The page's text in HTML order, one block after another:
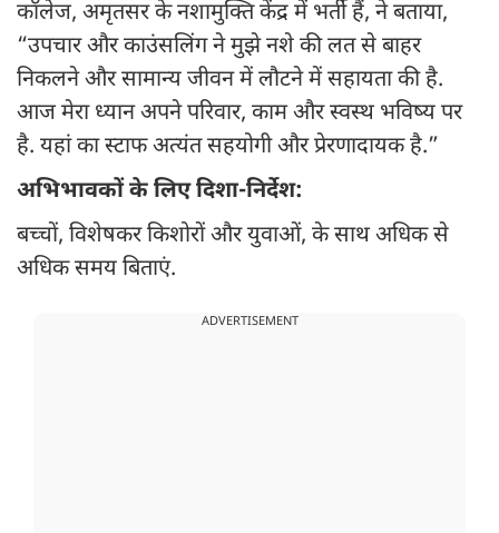
कॉलेज, अमृतसर के नशामुक्ति केंद्र में भर्ती हैं, ने बताया,
“उपचार और काउंसलिंग ने मुझे नशे की लत से बाहर
निकलने और सामान्य जीवन में लौटने में सहायता की है.
आज मेरा ध्यान अपने परिवार, काम और स्वस्थ भविष्य पर
है. यहां का स्टाफ अत्यंत सहयोगी और प्रेरणादायक है.”
अभिभावकों के लिए दिशा-निर्देश:
बच्चों, विशेषकर किशोरों और युवाओं, के साथ अधिक से
अधिक समय बिताएं.
ADVERTISEMENT